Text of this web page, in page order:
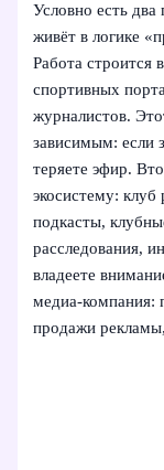
Условно есть
живёт в логике
Работа строится
спортивных
журналистов.
зависимым: если
теряете эфир.
экосистему: клуб
подкасты,
расследования,
владеете
медиа-компания:
продажи